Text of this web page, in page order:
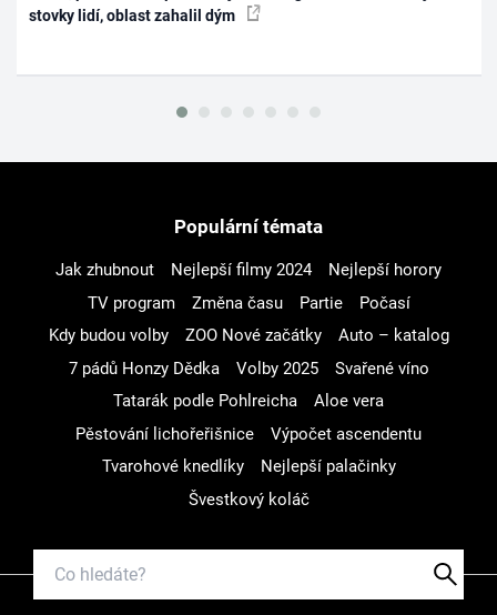
stovky lidí, oblast zahalil dým
Populární témata
Jak zhubnout Nejlepší filmy 2024
Nejlepší horory
TV program
Změna času Partie
Počasí
Kdy budou volby
ZOO Nové začátky
Auto – katalog
7 pádů Honzy Dědka
Volby 2025
Svařené víno
Tatarák podle Pohlreicha
Aloe vera
Pěstování lichořeřišnice
Výpočet ascendentu
Tvarohové knedlíky
Nejlepší palačinky
Švestkový koláč